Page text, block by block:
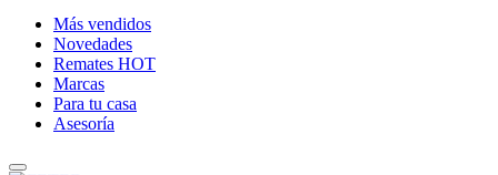
Más vendidos
Novedades
Remates HOT
Marcas
Para tu casa
Asesoría